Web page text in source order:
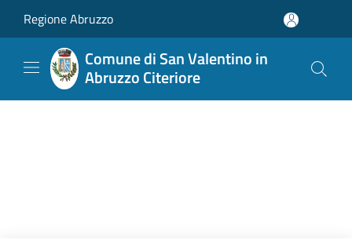
Regione Abruzzo
Comune di San Valentino in
Abruzzo Citeriore